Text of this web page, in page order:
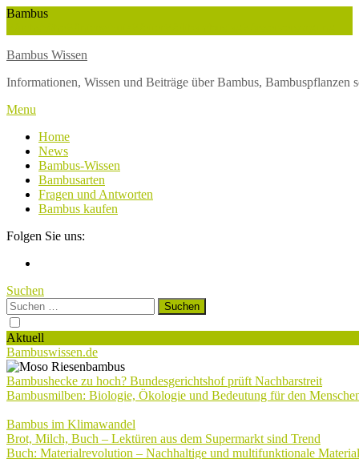
Skip
Bambus
Bambus Wissen
Informationen, Wissen und Beiträge über Bambus,
Menu
Home
News
Bambus-Wissen
Bambusarten
Fragen und Antworten
Bambus kaufen
Folgen Sie uns:
Suchen
Suchen
nach:
Aktuell
Bambuswissen.de
Bambushecke zu hoch? Bundesgerichtshof prüft Nachbarstreit
Bambusmilben: Biologie, Ökologie und Bedeutung für den
Bambus im Klimawandel
Brot, Milch, Buch – Lektüren aus dem Supermarkt sind Trend
Buch: Materialrevolution – Nachhaltige und multifunktionale